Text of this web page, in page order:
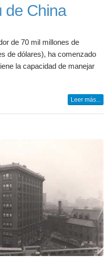
de China
de 70 mil millones de
de dólares), ha comenzado
la capacidad de manejar
Leer más...